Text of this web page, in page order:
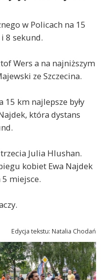
w Policach na 15
8 sekund.
Wers a na najniższym
ze Szczecina.
km najlepsze były
która dystans
Julia Hlushan.
kobiet Ewa Najdek
5 miejsce.
Edycja tekstu: Natalia Chodań